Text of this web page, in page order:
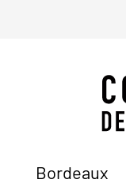
Bordeaux